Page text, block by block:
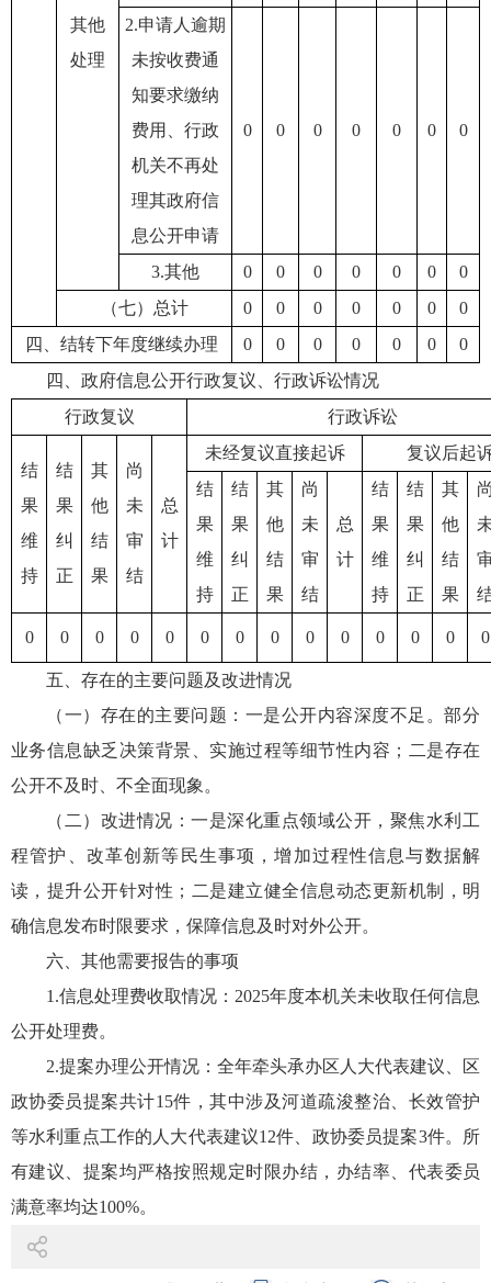
其他
处理
2.申请人逾期
未按收费通
知要求缴纳
费用、行政
机关不再处
理其政府信
息公开申请
0 0 0 0 0 0 0
3.其他 0 0 0 0 0 0
0
（七）总计
0 0 0 0 0 0
0
四、结转下年度继续办理
0 0 0 0 0 0
0
四、政府信息公开行政复议、行政诉讼情况
行政复议
行政诉讼
结
果
维
持
结
果
纠
正
其
他
结
果
尚
未
审
结
总
计
未经复议直接起诉
复议后起
结
果
维
持
结
果
纠
正
其
他
结
果
尚
未
审
结
总
计
结
果
维
持
结
果
纠
正
其
他
结
果
0 0 0 0 0 0 0 0 0 0 0 0 0 0
五、存在的主要问题及改进情况
（一）存在的主要问题：一是公开内容深度不足。部分
业务信息缺乏决策背景、实施过程等细节性内容；二是存在
公开不及时、不全面现象。
（二）改进情况：一是深化重点领域公开，聚焦水利工
程管护、改革创新等民生事项，增加过程性信息与数据解
读，提升公开针对性；二是建立健全信息动态更新机制，明
确信息发布时限要求，保障信息及时对外公开。
六、其他需要报告的事项
1.信息处理费收取情况：2025年度本机关未收取任何信息
公开处理费。
2.提案办理公开情况：全年牵头承办区人大代表建议、区
政协委员提案共计15件，其中涉及河道疏浚整治、长效管护
等水利重点工作的人大代表建议12件、政协委员提案3件。所
有建议、提案均严格按照规定时限办结，办结率、代表委员
满意率均达100%。